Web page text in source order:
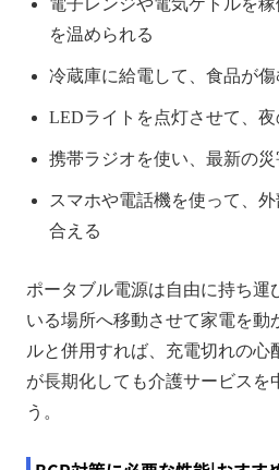
を温められる
冷蔵庫に給電して、食品が
LEDライトを点灯させて、
携帯ラジオを使い、最新の
スマホや電話機を使って、
合える
ポータブル電源は自由に持ち運
いる場所へ移動させて家電を動
ルと併用すれば、充電切れの心
が長期化しても介護サービスを
う。